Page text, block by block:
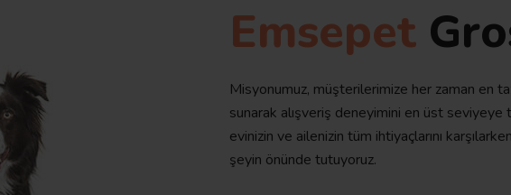
Emsepet
Misyonumuz, müşterilerimize her zaman en
sunarak alışveriş deneyimini en üst seviyeye
evinizin ve ailenizin tüm ihtiyaçlarını
şeyin önünde tutuyoruz.